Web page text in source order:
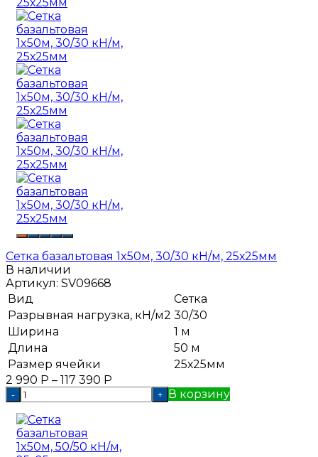
Сетка базальтовая 1x50м, 30/30 кН/м, 25х25мм
В наличии
Артикул: SV09668
Вид
Сетка
Разрывная нагрузка, кН/м2 30/30
Ширина
1 м
Длина
50 м
Размер ячейки
25х25мм
2 990 Р – 117 390 Р
- + В корзину